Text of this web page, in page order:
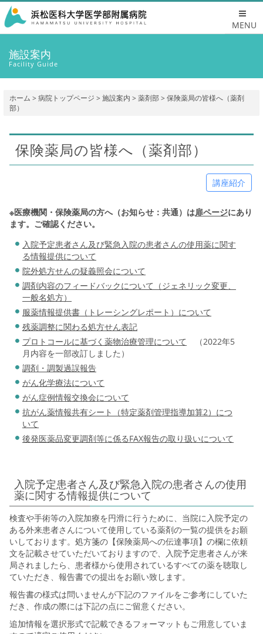
MENU
施設案内
Facility Guide
ホーム > 病院トップページ > 施設案内 > 薬剤部> 保険薬局の皆様へ（薬剤
部）
保険薬局の皆様へ（薬剤部）
講座紹介
※医療機関・保険薬局の方へ（お知らせ：共通）は扉ページにあり
ます。ご確認ください。
入院予定患者さん及び緊急入院の患者さんの使用薬に関す
る情報提供について
院外処方せんの疑義照会について
調剤内容のフィードバックについて（ジェネリック変更、
一般名処方）
服薬情報提供書（トレーシングレポート）について
残薬調整に関わる処方せん表記
プロトコールに基づく薬物治療管理について
（2022年5
月内容を一部改訂しました）
調剤・調製過誤報告
がん化学療法について
がん症例情報交換会について
抗がん薬情報共有シート（特定薬剤管理指導加算2）につ
いて
後発医薬品変更調剤等に係るFAX報告の取り扱いについて
入院予定患者さん及び緊急入院の患者さんの使用
薬に関する情報提供について
検査や手術等の入院加療を円滑に行うために、当院に入院予定の
ある外来患者さんについて使用している薬剤の一覧の提供をお願
いしております。処方箋の【保険薬局への伝達事項】の欄に依頼
文を記載させていただいておりますので、入院予定患者さんが来
局されましたら、患者様から使用されているすべての薬を聴取し
ていただき、報告書での提出をお願い致します。
報告書の様式は問いませんが下記のファイルをご参考にしていた
だき、作成の際には下記の点にご留意ください。
追加情報を選択形式で記載できるフォーマットもご用意していま